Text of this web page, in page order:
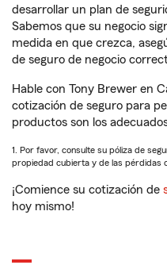
desarrollar un plan de
Sabemos que su negocio
medida en que crezca,
de seguro de negocio
Hable con Tony Brewer en
cotización de seguro para
productos son los
1. Por favor, consulte su póliza de
propiedad cubierta y de las pérdidas
¡Comience su cotización de
hoy mismo!